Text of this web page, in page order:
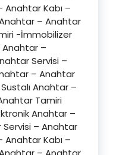
Anahtar Kabı –
– Anahtar
-İmmobilizer
Anahtar –
Servisi –
– Anahtar
Anahtar –
Tamiri
Anahtar –
– Anahtar
Anahtar Kabı –